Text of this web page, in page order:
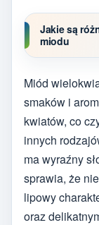
Jakie są
miodu
Miód
smaków i
kwiatów, co
innych
ma wyraźny
sprawia, że
lipowy
oraz